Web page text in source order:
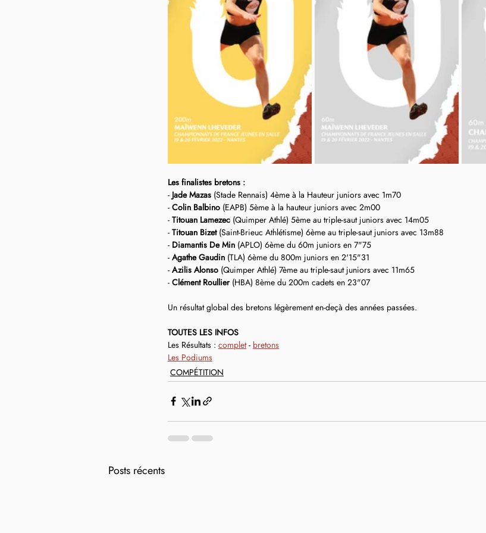
Les finalistes bretons :
- Jade Mazas (Stade Rennais) 4ème à la Hauteur juniors avec 1m70
- Colin Balbino (EAPB) 5ème à la hauteur juniors avec 2m00
- Titouan Lamezec (Quimper Athlé) 5ème au triple-saut juniors avec 14m05
- Titouan Bizet (Saint-Brieuc Athlétisme) 6ème au triple-saut juniors avec 13m88
- Diamantis De Min (APLO) 6ème du 60m juniors en 7"75
- Agathe Gaudin (TLA) 6ème du 800m juniors en 2'15"31
- Azilis Alonso (Quimper Athlé) 7ème au triple-saut juniors avec 11m65
- Clément Roullier (HBA) 8ème du 200m cadets en 23"07
Un résultat global des bretons légèrement en-deçà des années passées.
TOUTES LES INFOS
Les Résultats : complet - bretons
Les Podiums
COMPÉTITION
Posts récents